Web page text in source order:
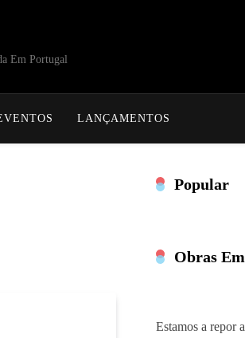
Em Portugal
LANÇAMENTOS
Popular
Obras
Estamos a repor